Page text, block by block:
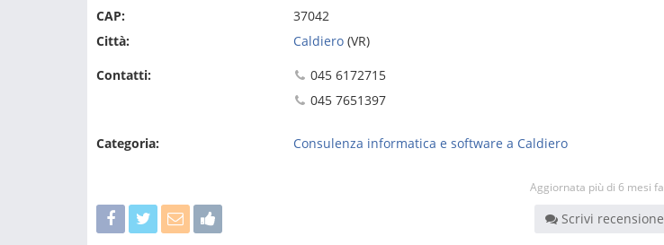
CAP:
37042
Città:
Caldiero(VR)
Contatti:
045 6172715
045 7651397
Categoria: Consulenza informatica e software a Caldiero
Aggiornata più di 6 mesi fa
Scrivi recensione